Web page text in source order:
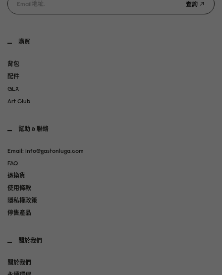
購買
背包
配件
GLX
Art Club
幫助 & 聯絡
Email: info@gastonluga.com
FAQ
退換貨
使用條款
隱私權政策
停售產品
關於我們
關於我們
查詢